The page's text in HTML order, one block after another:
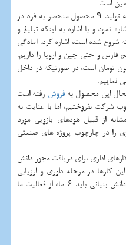
است.
وی در بخشی دیگر از صحبت های خود به تولید ۹ محصول منحصر به فرد در
نمود و با اشاره به اینكه تبلیغ و
شده است، اشاره كرد: آمادگی
و حتی چین و اروپا را داریم.
این محصول۲۰ تا ۳۰ میلیون تومان است، در صورتیكه در داخل
این محصول بهفروش رفته است
شركت نفروختیم، اما با عنایت به
از قبیل هودهای بازویی مورد
را در چارچوب پروژه های صنعتی
اداری برای دریافت مجوز دانش
كارها در مرحله داوری و ارزیابی
هستند؛ اما بطور كلی برای دریافت مجوز دانش بنیانی باید ۶ ماه از فعالیت ما